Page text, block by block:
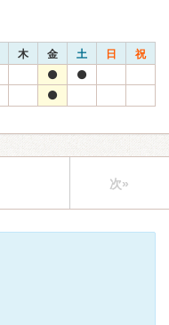
木 金 土 日 祝
次»